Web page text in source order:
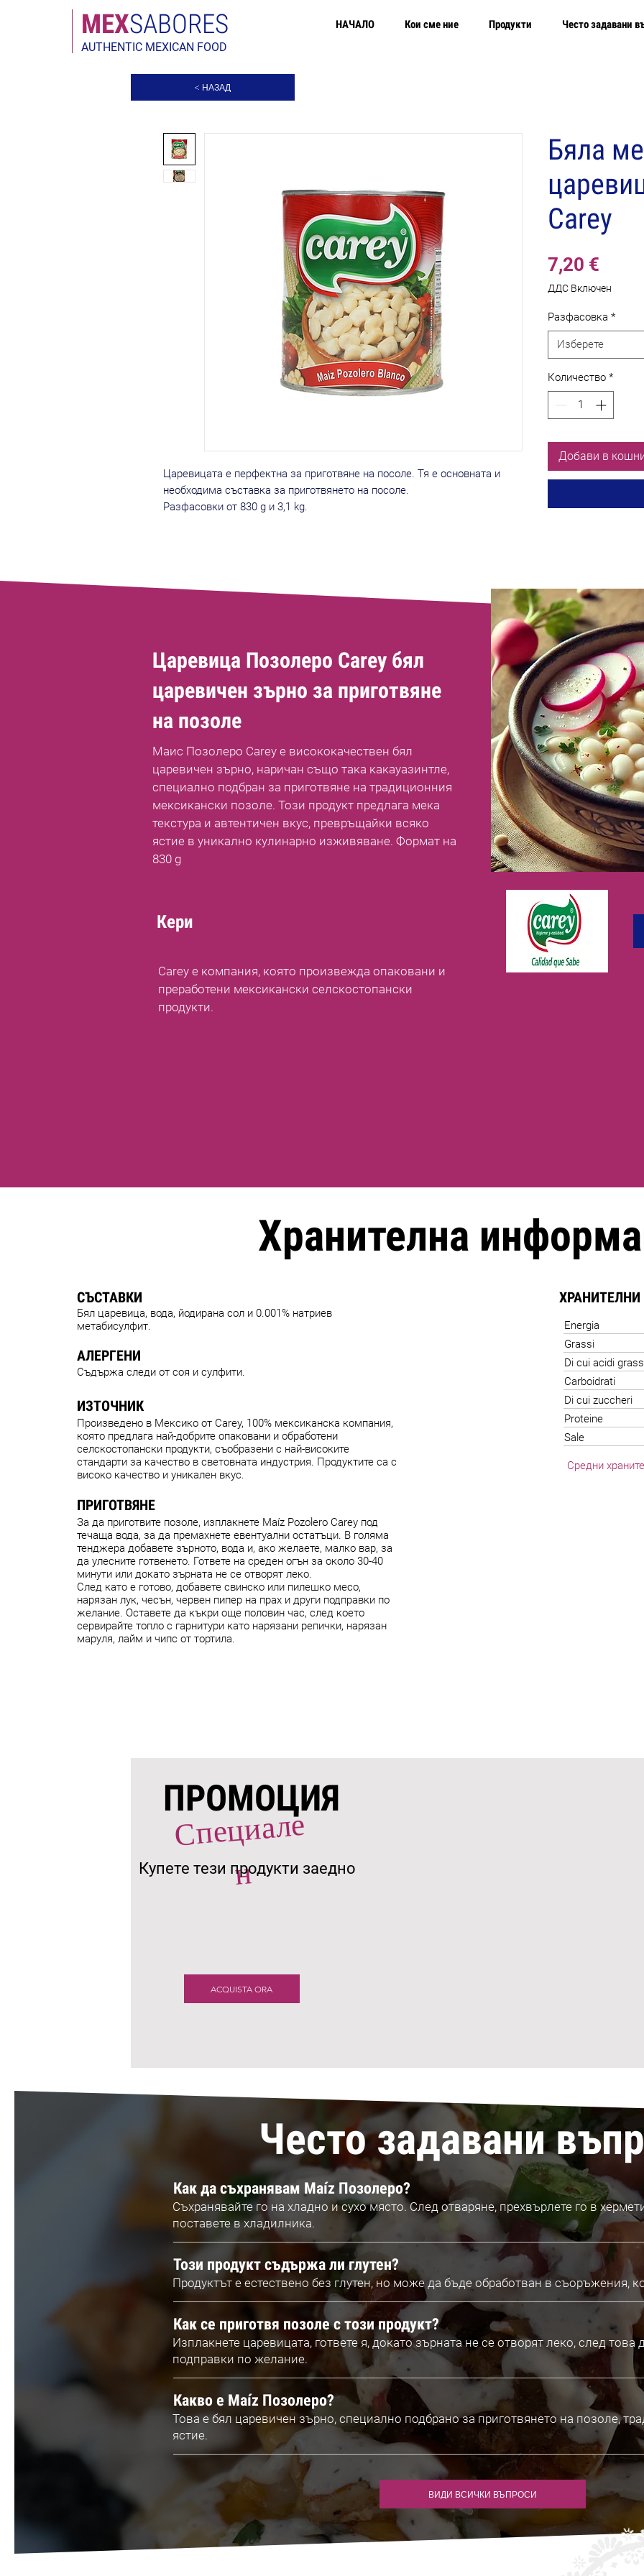
МЕXSABORES
AUTHENTIC MEXICAN FOOD
НАЧАЛО Кои сме ние Продукти Често задавани
< НАЗАД
Царевицата е перфектна за приготвяне на посоле. Тя е основната и
необходима съставка за приготвянето на посоле.
Разфасовки от 830 g и 3,1 kg.
Бяла
Carey
7,20 €
ДДС Включен
Разфасовка *
Изберете
Количество *
Добави в
Царевица Позолеро Carey бял
царевичен зърно за приготвяне
на позоле
Маис Позолеро Carey е висококачествен бял
царевичен зърно, наричан също така какауазинтле,
специално подбран за приготвяне на традиционния
мексикански позоле. Този продукт предлага мека
текстура и автентичен вкус, превръщайки всяко
ястие в уникално кулинарно изживяване. Формат на
830 g
Кери
Carey е компания, която произвежда опаковани и
преработени мексикански селскостопански
продукти.
Хранителна
СЪСТАВКИ
Бял царевица, вода, йодирана сол и 0.001% натриев
метабисулфит.
АЛЕРГЕНИ
Съдържа следи от соя и сулфити.
ИЗТОЧНИК
Произведено в Мексико от Carey, 100% мексиканска компания,
която предлага най-добрите опаковани и обработени
селскостопански продукти, съобразени с най-високите
стандарти за качество в световната индустрия. Продуктите са с
високо качество и уникален вкус.
ПРИГОТВЯНЕ
За да приготвите позоле, изплакнете Maíz Pozolero Carey под
течаща вода, за да премахнете евентуални остатъци. В голяма
тенджера добавете зърното, вода и, ако желаете, малко вар, за
да улесните готвенето. Гответе на среден огън за около 30-40
минути или докато зърната не се отворят леко.
След като е готово, добавете свинско или пилешко месо,
нарязан лук, чесън, червен пипер на прах и други подправки по
желание. Оставете да къкри още половин час, след което
сервирайте топло с гарнитури като нарязани репички, нарязан
маруля, лайм и чипс от тортила.
Energia
Grassi
Di cui acidi
Carboidrati
Di cui zuccheri
Proteine
Sale
Средни
ПРОМОЦИЯ
С
пе
ц
иале
н
Купете тези продукти заедно
ACQUISTA ORA
Често задавани
Как да съхранявам Маíz Позолеро?
Съхранявайте го на хладно и сухо място. След отваряне, прехвърлете го в
поставете в хладилника.
Този продукт съдържа ли глутен?
Продуктът е естествено без глутен, но може да бъде обработван в съоръжения,
Как се приготвя позоле с този продукт?
Изплакнете царевицата, гответе я, докато зърната не се отворят леко, след това
подправки по желание.
Какво е Маíz Позолеро?
Това е бял царевичен зърно, специално подбрано за приготвянето на позоле,
ястие.
ВИДИ ВСИЧКИ ВЪПРОСИ